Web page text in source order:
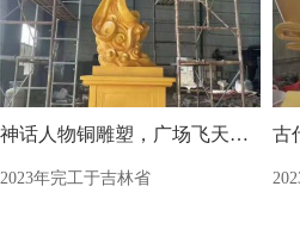
神话人物铜雕塑，广场飞天铜雕塑制造商
2023年完工于吉林省